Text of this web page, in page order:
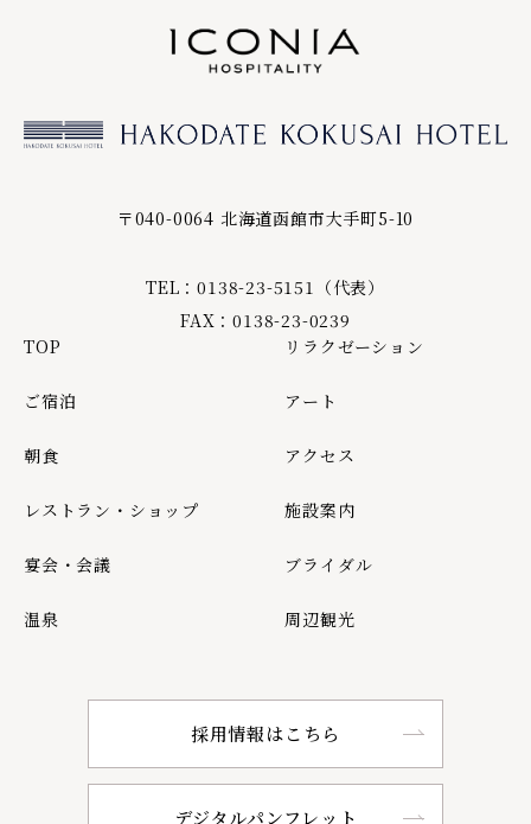
〒040-0064 北海道函館市大手町5-10
TEL：0138-23-5151（代表）
FAX：0138-23-0239
TOP
ご宿泊
朝食
レストラン・ショップ
宴会・会議
温泉
リラクゼーション
アート
アクセス
施設案内
ブライダル
周辺観光
採用情報はこちら
デジタルパンフレット